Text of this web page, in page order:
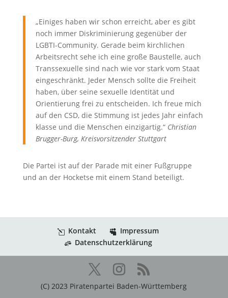
„Einiges haben wir schon erreicht, aber es gibt
noch immer Diskriminierung gegenüber der
LGBTI-Community. Gerade beim kirchlichen
Arbeitsrecht sehe ich eine große Baustelle, auch
Transsexuelle sind nach wie vor stark vom Staat
eingeschränkt. Jeder Mensch sollte die Freiheit
haben, über seine sexuelle Identität und
Orientierung frei zu entscheiden. Ich freue mich
auf den CSD, die Stimmung ist jedes Jahr einfach
klasse und die Menschen einzigartig.“ Christian
Brugger-Burg, Kreisvorsitzender Stuttgart
Die Partei ist auf der Parade mit einer Fußgruppe
und an der Hocketse mit einem Stand beteiligt.
Kontakt
Impressum
Datenschutzerklärung
(C) 2023 Piratenpartei Baden-Württemberg